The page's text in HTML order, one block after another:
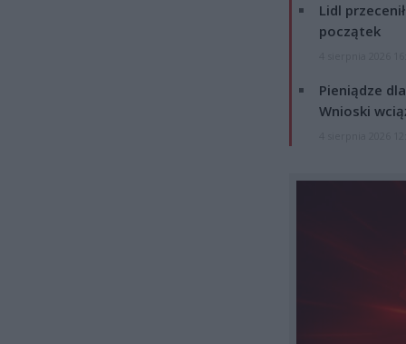
Lidl
początek
Pieniądze
Wnioski